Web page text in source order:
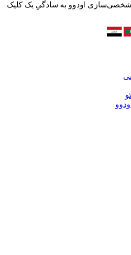
شخصی‌سازی اودوو به سادگیِ یک کلیک